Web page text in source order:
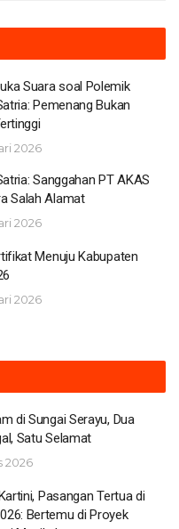
Suara soal Polemik
Pemenang Bukan
2026
Sanggahan PT AKAS
Salah Alamat
2026
Menuju Kabupaten
2026
di Sungai Serayu, Dua
Satu Selamat
2026
Pasangan Tertua di
Bertemu di Proyek